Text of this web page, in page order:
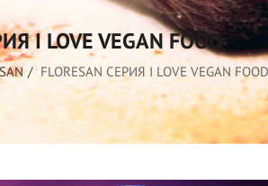
I LOVE VEGAN FOOD
FLORESAN СЕРИЯ I LOVE VEGAN FOOD